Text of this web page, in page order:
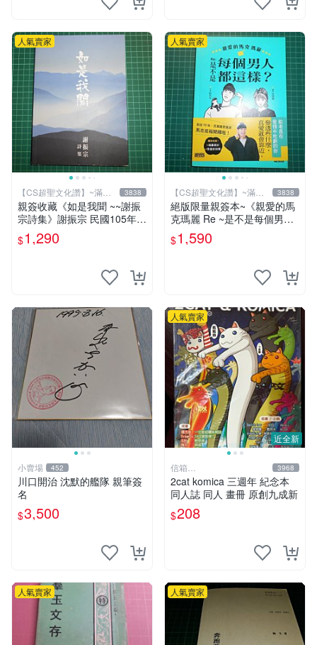
人氣賣家
【CS超聖文化讚】~滿千
元送運
3838
親簽收藏《如是我聞 ~~謝振
宗詩集》謝振宗 民國105年初
版【CS超聖文化2讚】
$1,290
人氣賣家
【CS超聖文化讚】~滿千
元送運
3838
絕版限量親簽本~《親愛的馬
克瑪麗 Re ~是不是每個男人
都這樣？（附贈快速通關信
封）》附書腰 歐馬克 吳瑪麗
$1,590
小賣場 452
川口開治 沈默的艦隊 親筆簽
名
$3,500
近全新
人氣賣家
信箱
paul600510@yahoo.com.tw
3968
2cat komica 三週年 紀念本
同人誌 同人 畫冊 原創九成新
$208
人氣賣家 人氣賣家